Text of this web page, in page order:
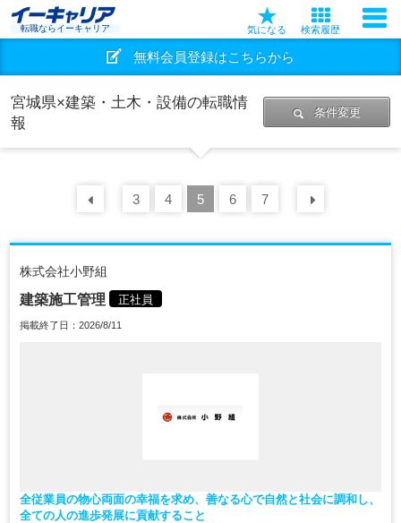
転職ならイーキャリア 気になる 検索履歴
無料会員登録はこちらから
宮城県×建築・土木・設備の転職情
報
条件変更
前の 30
3 4 5 6 7
株式会社小野組
建築施工管理 正社員
掲載終了日：2026/8/11
全従業員の物心両面の幸福を求め、善なる心で自然と社会に調和し、
全ての人の進歩発展に貢献すること